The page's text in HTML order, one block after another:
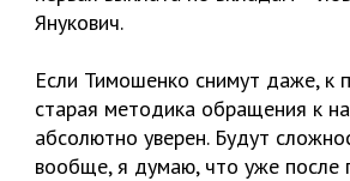
Янукович.
Если Тимошенко снимут даже, к
старая методика обращения к
абсолютно уверен. Будут
вообще, я думаю, что уже после